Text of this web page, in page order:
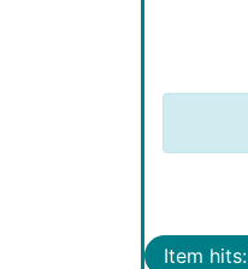
Item hits: